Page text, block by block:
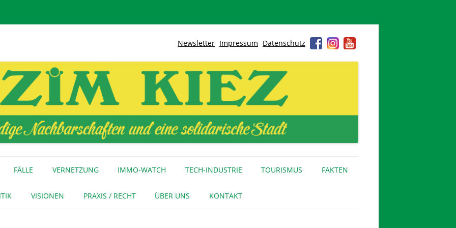
Newsletter Impressum Datenschutz
Inhalt
springen
MEDIENECHO
FÄLLE
GEWERBE
VERNETZUNG
INITIATIVEN
IMMO-WATCH TECH-INDUSTRIE TOURISMUS FAKTEN
VISIONEN PRAXIS / RECHT ÜBER UNS KONTAKT